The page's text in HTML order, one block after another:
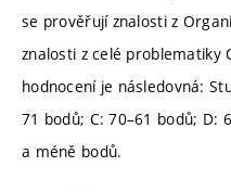
se prověřují znalosti z
znalosti z celé problematiky
hodnocení je následovná:
71 bodů; C: 70–61 bodů; D:
a méně bodů.